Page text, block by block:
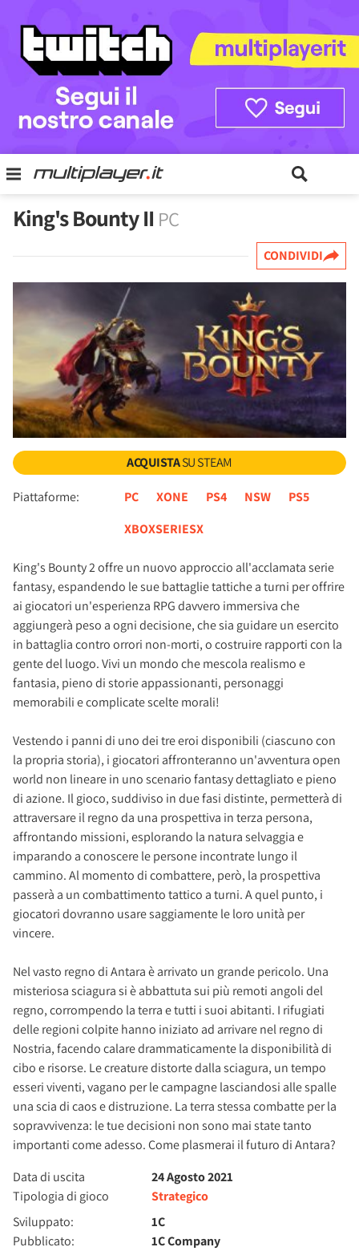
King's Bounty II PC
CONDIVIDI
ACQUISTASU STEAM
Piattaforme: PC XONE PS4 NSW
PS5
XBOXSERIESX
King's Bounty 2 offre un nuovo approccio all'acclamata serie
fantasy, espandendo le sue battaglie tattiche a turni per offrire
ai giocatori un'esperienza RPG davvero immersiva che
aggiungerà peso a ogni decisione, che sia guidare un esercito
in battaglia contro orrori non-morti, o costruire rapporti con la
gente del luogo. Vivi un mondo che mescola realismo e
fantasia, pieno di storie appassionanti, personaggi
memorabili e complicate scelte morali!
Vestendo i panni di uno dei tre eroi disponibili (ciascuno con
la propria storia), i giocatori affronteranno un'avventura open
world non lineare in uno scenario fantasy dettagliato e pieno
di azione. Il gioco, suddiviso in due fasi distinte, permetterà di
attraversare il regno da una prospettiva in terza persona,
affrontando missioni, esplorando la natura selvaggia e
imparando a conoscere le persone incontrate lungo il
cammino. Al momento di combattere, però, la prospettiva
passerà a un combattimento tattico a turni. A quel punto, i
giocatori dovranno usare saggiamente le loro unità per
vincere.
Nel vasto regno di Antara è arrivato un grande pericolo. Una
misteriosa sciagura si è abbattuta sui più remoti angoli del
regno, corrompendo la terra e tutti i suoi abitanti. I rifugiati
delle regioni colpite hanno iniziato ad arrivare nel regno di
Nostria, facendo calare drammaticamente la disponibilità di
cibo e risorse. Le creature distorte dalla sciagura, un tempo
esseri viventi, vagano per le campagne lasciandosi alle spalle
una scia di caos e distruzione. La terra stessa combatte per la
sopravvivenza: le tue decisioni non sono mai state tanto
importanti come adesso. Come plasmerai il futuro di Antara?
Data di uscita
24 Agosto 2021
Tipologia di gioco
Strategico
Sviluppato:
1C
Pubblicato:
1C Company